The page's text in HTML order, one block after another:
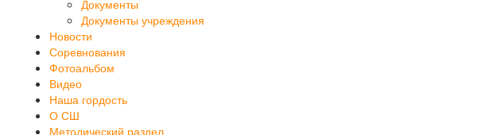
Документы учреждения
Новости
Соревнования
Фотоальбом
Видео
Наша гордость
О СШ
Методический раздел